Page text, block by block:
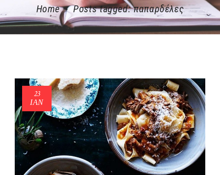
Home - Posts tagged: παπαρδέλες
23
ΙΑΝ